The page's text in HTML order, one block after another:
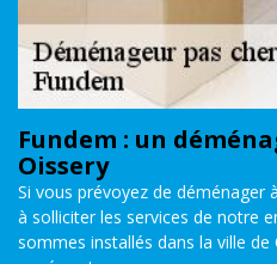
Fundem : un
Oissery
Si vous prévoyez de déménager
à solliciter les services de notre
sommes installés dans la ville de